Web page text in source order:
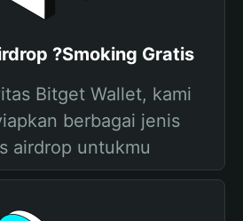
?Smoking Gratis
Bitget Wallet, kami
berbagai jenis
airdrop untukmu